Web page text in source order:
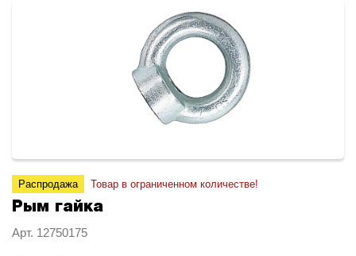
Распродажа Товар в ограниченном количестве!
Рым гайка
Арт. 12750175